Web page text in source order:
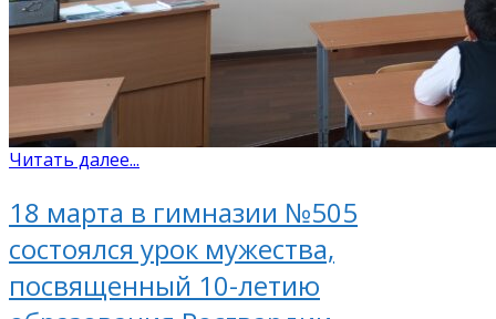
Читать далее...
18 марта в гимназии №505
состоялся урок мужества,
посвященный 10-летию